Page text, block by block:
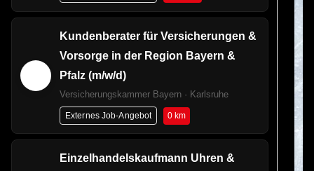
Kundenberater für Versicherungen &
Vorsorge in der Region Bayern &
Pfalz (m/w/d)
Versicherungskammer Bayern · Karlsruhe
Externes Job-Angebot 0 km
Einzelhandelskaufmann Uhren &